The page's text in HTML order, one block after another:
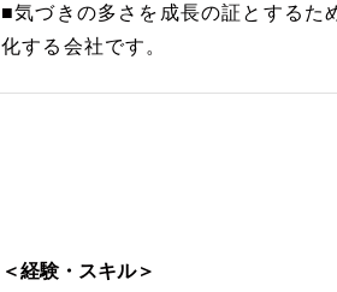
■気づきの多さを成長の証とするた
化する会社です。
＜経験・スキル＞